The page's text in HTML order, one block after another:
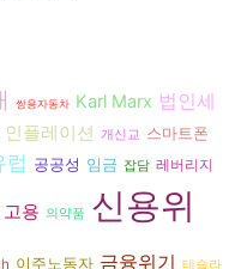
쌍용자동차 Karl Marx 법인세
인플레이션 개신교 스마트폰
럽 공공성 임금 잡담 레버리지
고용 의약품 신용위
이주노동자 금융위기 테슬라